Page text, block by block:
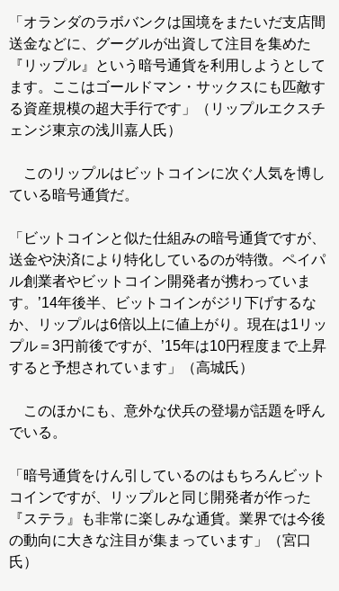
「オランダのラボバンクは国境をまたいだ支店間
送金などに、グーグルが出資して注目を集めた
『リップル』という暗号通貨を利用しようとして
ます。ここはゴールドマン・サックスにも匹敵す
る資産規模の超大手行です」（リップルエクスチ
ェンジ東京の浅川嘉人氏）
このリップルはビットコインに次ぐ人気を博し
ている暗号通貨だ。
「ビットコインと似た仕組みの暗号通貨ですが、
送金や決済により特化しているのが特徴。ペイパ
ル創業者やビットコイン開発者が携わっていま
す。’14年後半、ビットコインがジリ下げするな
か、リップルは6倍以上に値上がり。現在は1リッ
プル＝3円前後ですが、’15年は10円程度まで上昇
すると予想されています」（高城氏）
このほかにも、意外な伏兵の登場が話題を呼ん
でいる。
「暗号通貨をけん引しているのはもちろんビット
コインですが、リップルと同じ開発者が作った
『ステラ』も非常に楽しみな通貨。業界では今後
の動向に大きな注目が集まっています」（宮口
氏）